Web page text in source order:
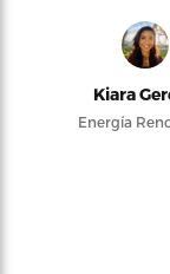
Kiara
Energía